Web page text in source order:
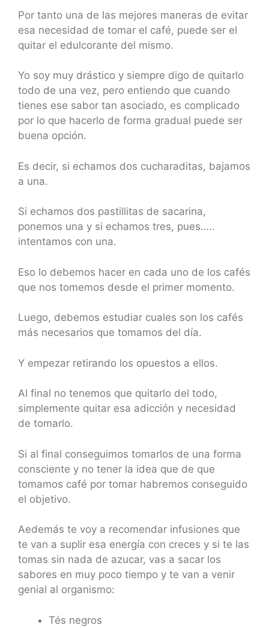
Por tanto una de las mejores maneras de evitar
esa necesidad de tomar el café, puede ser el
quitar el edulcorante del mismo.
Yo soy muy drástico y siempre digo de quitarlo
todo de una vez, pero entiendo que cuando
tienes ese sabor tan asociado, es complicado
por lo que hacerlo de forma gradual puede ser
buena opción.
Es decir, si echamos dos cucharaditas, bajamos
a una.
Si echamos dos pastillitas de sacarina,
ponemos una y si echamos tres, pues…..
intentamos con una.
Eso lo debemos hacer en cada uno de los cafés
que nos tomemos desde el primer momento.
Luego, debemos estudiar cuales son los cafés
más necesarios que tomamos del día.
Y empezar retirando los opuestos a ellos.
Al final no tenemos que quitarlo del todo,
simplemente quitar esa adicción y necesidad
de tomarlo.
Si al final conseguimos tomarlos de una forma
consciente y no tener la idea que de que
tomamos café por tomar habremos conseguido
el objetivo.
Aedemás te voy a recomendar infusiones que
te van a suplir esa energía con creces y si te las
tomas sin nada de azucar, vas a sacar los
sabores en muy poco tiempo y te van a venir
genial al organismo:
Tés negros